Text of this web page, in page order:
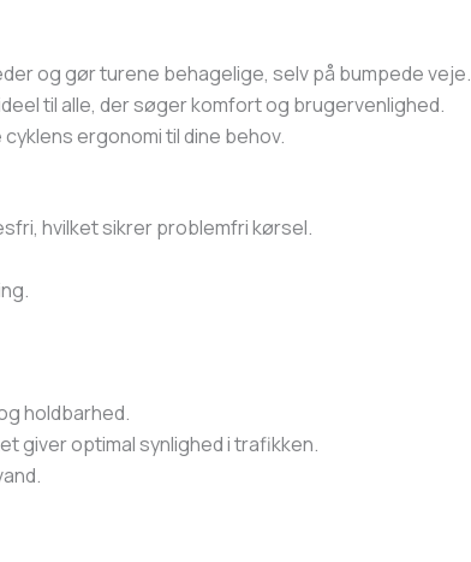
og gør turene behagelige, selv på bumpede veje.
til alle, der søger komfort og brugervenlighed.
ergonomi til dine behov.
hvilket sikrer problemfri kørsel.
holdbarhed.
giver optimal synlighed i trafikken.